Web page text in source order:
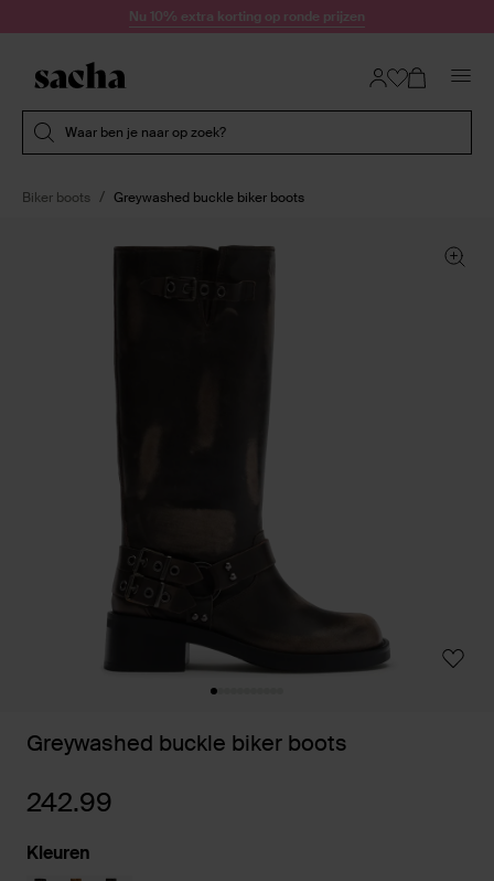
Doorgaan naar artikelNu 10% extra korting op ronde prijzen
Waar ben je naar op zoek?
Biker boots Greywashed buckle biker boots
Greywashed buckle biker boots
242.99
Kleuren